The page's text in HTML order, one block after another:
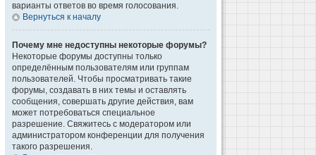
варианты ответов во время голосования.
Вернуться к началу
Почему мне недоступны некоторые форумы?
Некоторые форумы доступны только
определённым пользователям или группам
пользователей. Чтобы просматривать такие
форумы, создавать в них темы и оставлять
сообщения, совершать другие действия, вам
может потребоваться специальное
разрешение. Свяжитесь с модератором или
администратором конференции для получения
такого разрешения.